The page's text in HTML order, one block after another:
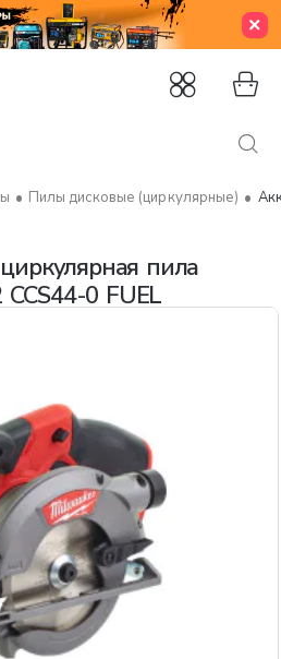
пила
0 FUEL
Пилы дисковые (циркулярные)